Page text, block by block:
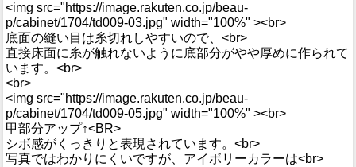
<img src="https://image.rakuten.co.jp/beau-
p/cabinet/1704/td009-03.jpg" width="100%" ><br>
底面の縫い目は糸切れしやすいので、<br>
直接床面に糸が触れないように底部分がやや厚めに作られて
います。<br>
<br>
<img src="https://image.rakuten.co.jp/beau-
p/cabinet/1704/td009-05.jpg" width="100%" ><br>
甲部分アップ↑<BR>
シボ感がくっきりと表現されています。<br>
写真ではわかりにくいですが、アイボリーカラーは<br>